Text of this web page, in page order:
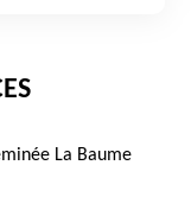
La Baume